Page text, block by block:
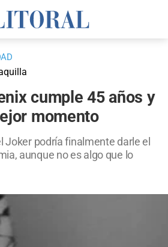
cumple 45 años y
momento
Joker podría finalmente darle el
aunque no es algo que lo